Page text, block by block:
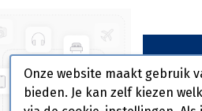
Onze website maakt gebruik
bieden. Je kan zelf kiezen